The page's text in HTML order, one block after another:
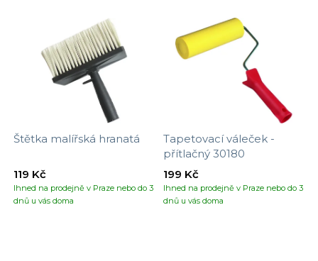
Štětka malířská hranatá
Ihned na prodejně v Praze nebo do 3
dnů u vás doma
119 Kč
Tapetovací váleček -
přítlačný 30180
Ihned na prodejně v Praze nebo do 3
dnů u vás doma
199 Kč